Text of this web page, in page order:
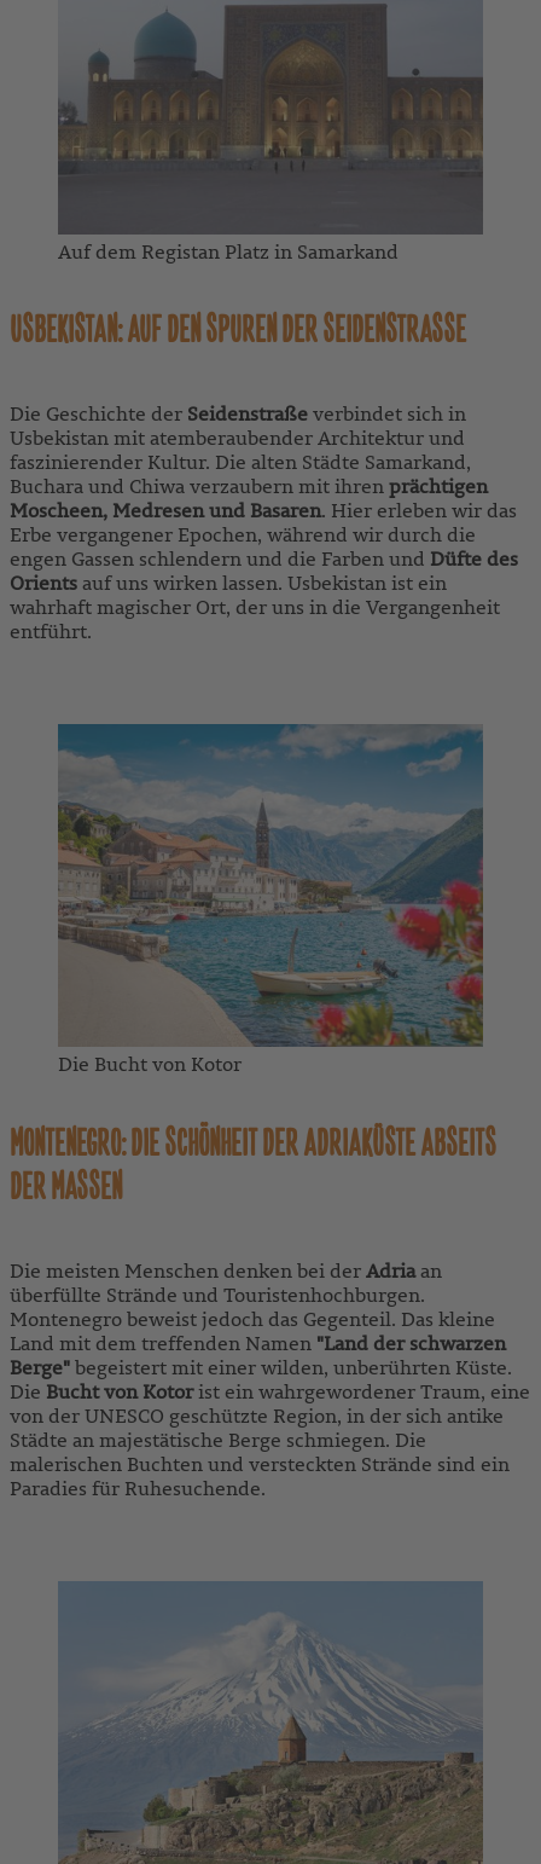
Auf dem Registan Platz in Samarkand
USBEKISTAN: AUF DEN SPUREN DER SEIDENSTRASSE
Die Geschichte der Seidenstraßeverbindet sich in
Usbekistan mit atemberaubender Architektur und
faszinierender Kultur. Die alten Städte Samarkand,
Buchara und Chiwa verzaubern mit ihrenprächtigen
Moscheen, Medresen und Basaren. Hier erleben wir das
Erbe vergangener Epochen, während wir durch die
engen Gassen schlendern und die Farben und Düfte des
Orientsauf uns wirken lassen. Usbekistan ist ein
wahrhaft magischer Ort, der uns in die Vergangenheit
entführt.
Die Bucht von Kotor
MONTENEGRO: DIE SCHÖNHEIT DER ADRIAKÜSTE ABSEITS
DER MASSEN
Die meisten Menschen denken bei derAdriaan
überfüllte Strände und Touristenhochburgen.
Montenegro beweist jedoch das Gegenteil. Das kleine
Land mit dem treffenden Namen "Land der schwarzen
Berge"begeistert mit einer wilden, unberührten Küste.
Die Bucht von Kotorist ein wahrgewordener Traum, eine
von der UNESCO geschützte Region, in der sich antike
Städte an majestätische Berge schmiegen. Die
malerischen Buchten und versteckten Strände sind ein
Paradies für Ruhesuchende.